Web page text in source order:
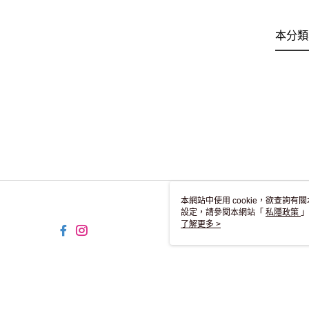
本分
本網站中使用 cookie，欲查詢有
設定，請參閱本網站「 私隱政策
用 cookie。
了解更多 >